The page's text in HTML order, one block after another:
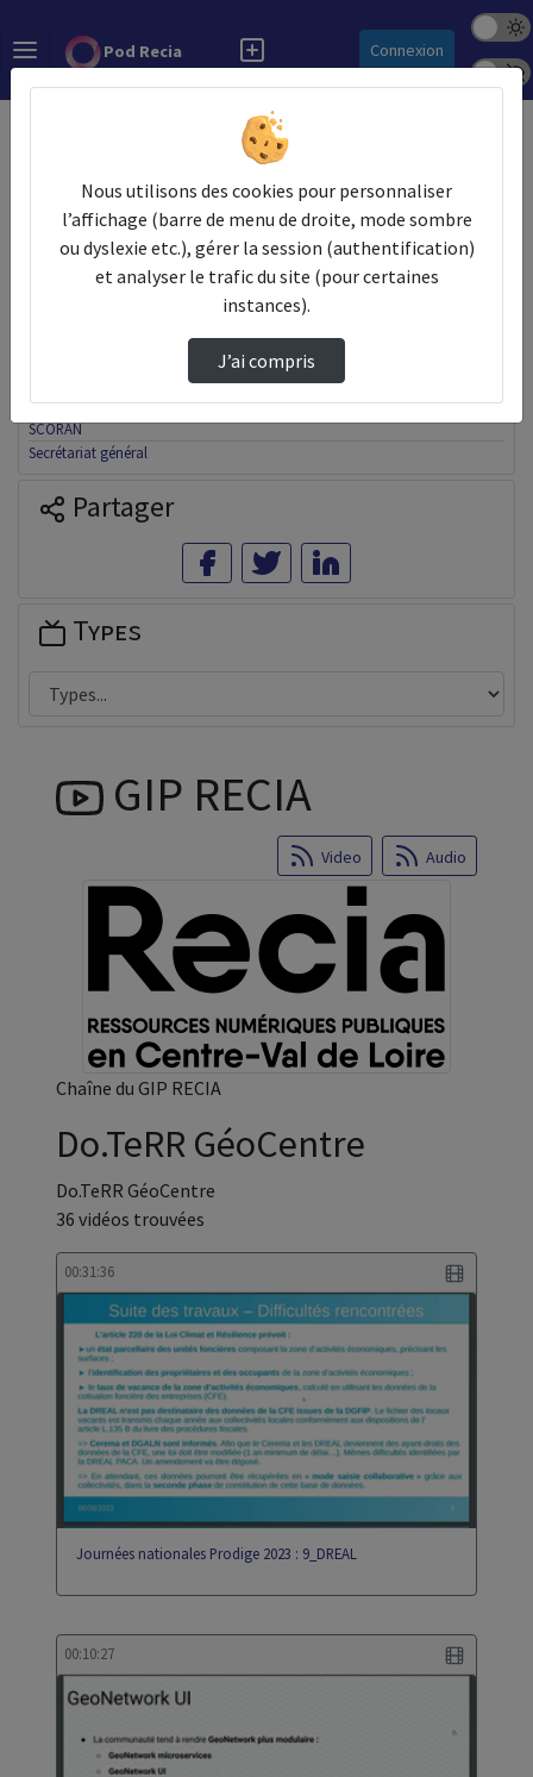
Pod Recia Rechercher Connexion
Mode
Police
Do.TeRR GéoCentre
GIP RECIA
Video Audio
Chaîne du GIP RECIA
Do.TeRR GéoCentre
Do.TeRR GéoCentre
36 vidéos trouvées
00:31:36
Journées nationales Prodige 2023 : 9_DREAL
00:10:27
Thèmes de GIP RECIA
Centre de service
Do.TeRR GéoCentre
Innovation
SCORAN
Secrétariat général
Partager
Types
Nous utilisons des cookies pour personnaliser
l’affichage (barre de menu de droite, mode sombre
ou dyslexie etc.), gérer la session (authentification)
et analyser le trafic du site (pour certaines
instances).
J’ai compris